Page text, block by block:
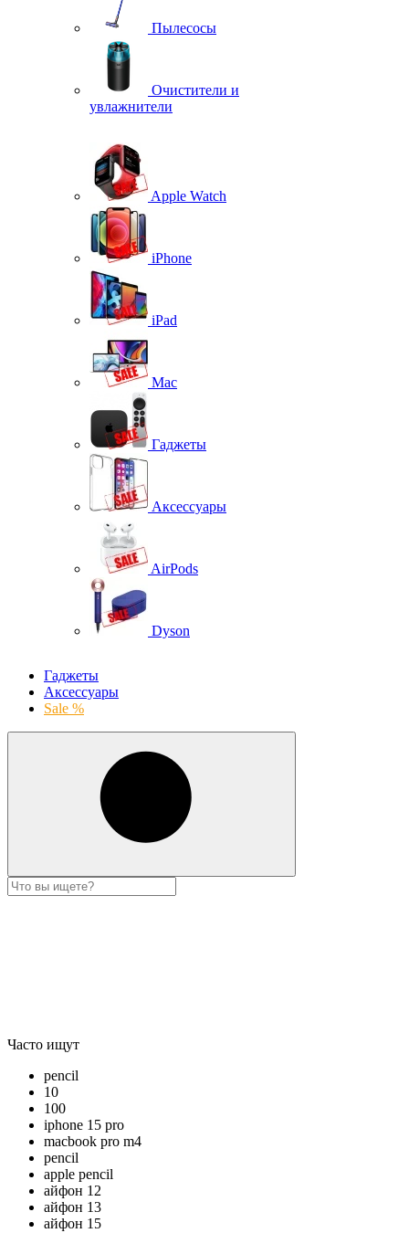
Пылесосы
Очистители и
увлажнители
Apple Watch
iPhone
iPad
Mac
Гаджеты
Аксессуары
AirPods
Dyson
Гаджеты
Аксессуары
Sale %
Часто ищут
pencil
10
100
iphone 15 pro
macbook pro m4
pencil
apple pencil
айфон 12
айфон 13
айфон 15